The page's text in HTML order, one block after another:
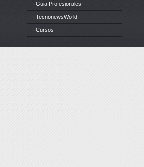
· Guia Profesionales
· TecnonewsWorld
· Cursos